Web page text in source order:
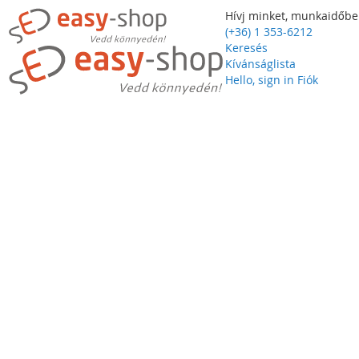
Hívj minket,
(+36) 1 353-6212
Keresés
Kívánságlista
Hello, sign in Fiók